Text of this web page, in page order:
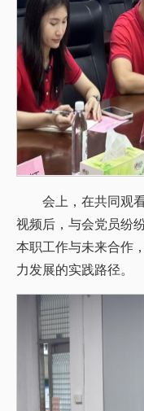
会上，在共同观
视频后，与会党员纷
本职工作与未来合作
力发展的实践路径。